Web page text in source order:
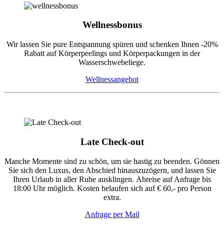
Wellnessbonus
Wir lassen Sie pure Entspannung spüren und schenken Ihnen -20%
Rabatt auf Körperpeelings und Körperpackungen in der
Wasserschwebeliege.
Wellnessangebot
Late Check-out
Manche Momente sind zu schön, um sie hastig zu beenden. Gönnen
Sie sich den Luxus, den Abschied hinauszuzögern, und lassen Sie
Ihren Urlaub in aller Ruhe ausklingen. Abreise auf Anfrage bis
18:00 Uhr möglich. Kosten belaufen sich auf € 60,- pro Person
extra.
Anfrage per Mail